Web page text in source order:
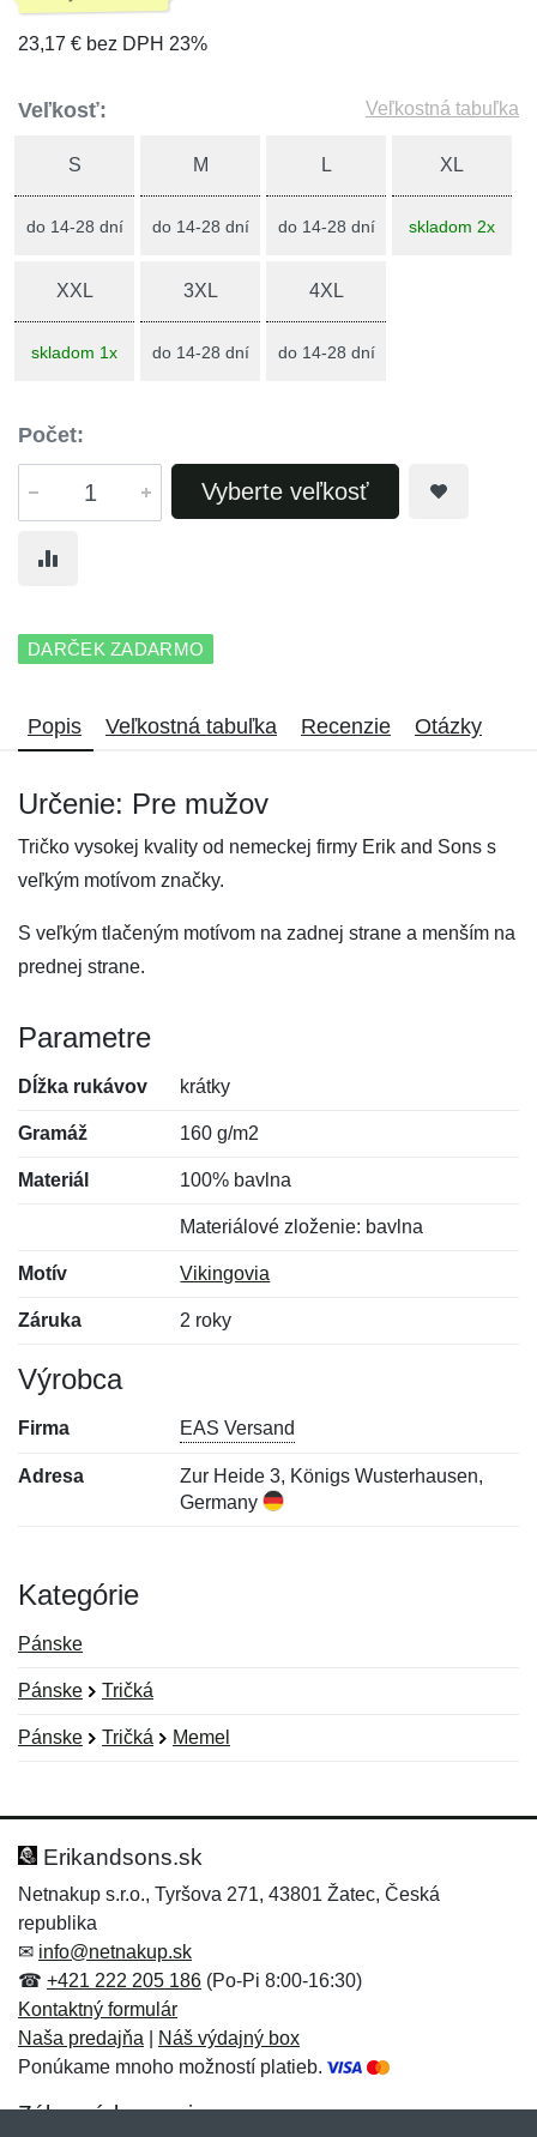
23,17 € bez DPH 23%
Veľkosť: Veľkostná tabuľka
S
do 14-28 dní
M
do 14-28 dní
L
do 14-28 dní
XL
skladom 2x
XXL
skladom 1x
3XL
do 14-28 dní
4XL
do 14-28 dní
Počet:
Vyberte veľkosť
DARČEK ZADARMO
Popis Veľkostná tabuľka Recenzie Otázky
Určenie: Pre mužov
Tričko vysokej kvality od nemeckej firmy Erik and Sons s
veľkým motívom značky.
S veľkým tlačeným motívom na zadnej strane a menším na
prednej strane.
Parametre
Dĺžka rukávov krátky
Gramáž 160 g/m2
Materiál 100% bavlna
Materiálové zloženie: bavlna
Motív Vikingovia
Záruka 2 roky
Výrobca
Firma EAS Versand
Adresa
Zur Heide 3, Königs Wusterhausen,
Germany
Kategórie
Pánske
Pánske Tričká
Pánske Tričká Memel
Hodnotenie:
Meno:*
E-mail:
Meno:
E-mail:*
Správa*
Erikandsons.sk
Netnakup s.r.o., Tyršova 271, 43801 Žatec, Česká
republika
✉ info@netnakup.sk
☎ +421 222 205 186 (Po-Pi 8:00-16:30)
Kontaktný formulár
Naša predajňa
Náš výdajný box
Ponúkame mnoho možností platieb.
Zákaznícky servis